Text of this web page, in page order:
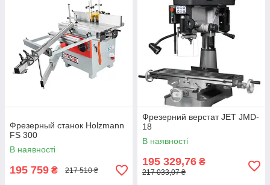
Фрезерный станок Holzmann
FS 300
В наявності
195 759 ₴ 217 510 ₴
Фрезерний верстат JET JMD-
18
В наявності
195 329,76 ₴
217 033,07 ₴